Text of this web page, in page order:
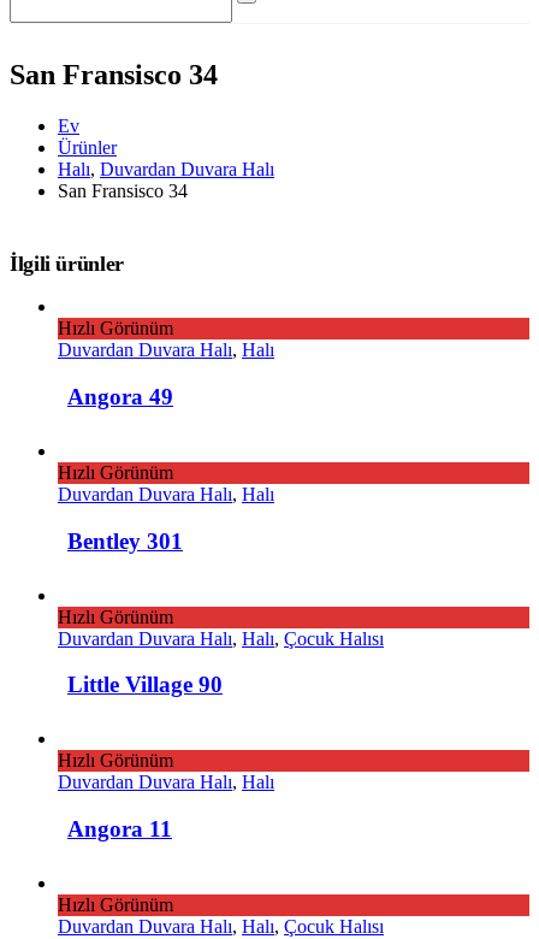
San Fransisco 34
Ev
Ürünler
Halı, Duvardan Duvara Halı
San Fransisco 34
İlgili ürünler
Hızlı Görünüm
Duvardan Duvara Halı, Halı
Angora 49
Hızlı Görünüm
Duvardan Duvara Halı, Halı
Bentley 301
Hızlı Görünüm
Duvardan Duvara Halı, Halı, Çocuk Halısı
Little Village 90
Hızlı Görünüm
Duvardan Duvara Halı, Halı
Angora 11
Hızlı Görünüm
Duvardan Duvara Halı, Halı, Çocuk Halısı